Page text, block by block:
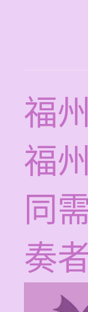
福
福
同
奏者